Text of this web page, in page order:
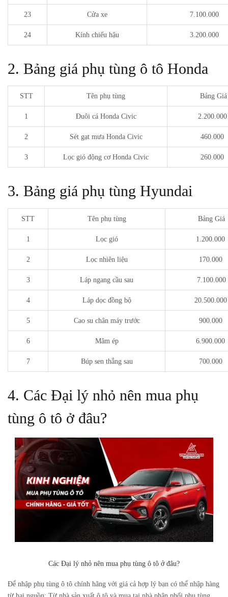
23 Cửa xe 7.100.000
24 Kính chiếu hậu 3.200.000
2. Bảng giá phụ tùng ô tô Honda
STT Tên phụ tùng Bảng Giá
1 Đuôi cá Honda Civic
2 Sét gạt mưa Honda Civic 460.000
3 Lọc gió động cơ Honda Civic 260.000
3. Bảng giá phụ tùng Hyundai
STT Tên phụ tùng Bảng Giá
1 Lọc gió 1.200.000
2 Lọc nhiên liệu 170.000
3 Láp ngang cầu sau 7.100.000
4 Láp dọc đồng bộ
5 Cao su chân máy trước 900.000
6 Mâm ép 6.900.000
7 Búp sen thắng sau 700.000
4. Các Đại lý nhỏ nên mua phụ
tùng ô tô ở đâu?
Các Đại lý nhỏ nên mua phụ tùng ô tô ở đâu?
Để nhập phụ tùng ô tô chính hãng với giá cả hợp lý bạn có thể nhập hàng